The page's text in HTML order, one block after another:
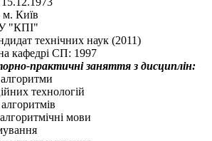
м. Київ
"КПІ"
технічних наук (2011)
кафедрі СП: 1997
практичні заняття з дисциплін:
технологій
мови